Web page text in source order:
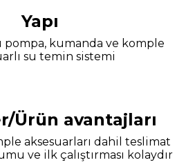
Yapı
pompa, kumanda ve komple
su temin sistemi
Ürün avantajları
aksesuarları dahil teslimat
ve ilk çalıştırması kolaydır